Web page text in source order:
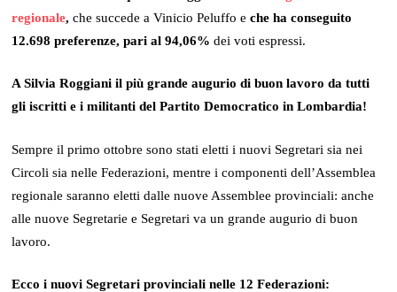
regionale, che succede a Vinicio Peluffo eche ha conseguito
12.698 preferenze, pari al 94,06% dei voti espressi.
A Silvia Roggiani il più grande augurio di buon lavoro da tutti
gli iscritti e i militanti del Partito Democratico in Lombardia!
Sempre il primo ottobre sono stati eletti i nuovi Segretari sia nei
Circoli sia nelle Federazioni, mentre i componenti dell’Assemblea
regionale saranno eletti dalle nuove Assemblee provinciali: anche
alle nuove Segretarie e Segretari va un grande augurio di buon
lavoro.
Ecco i nuovi Segretari provinciali nelle 12 Federazioni: